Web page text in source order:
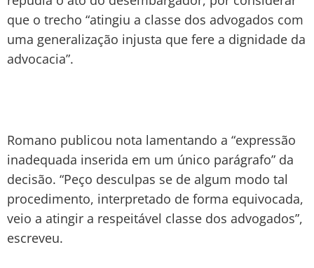
que o trecho “atingiu a classe dos advogados com
uma generalização injusta que fere a dignidade da
advocacia”.
Romano publicou nota lamentando a “expressão
inadequada inserida em um único parágrafo” da
decisão. “Peço desculpas se de algum modo tal
procedimento, interpretado de forma equivocada,
veio a atingir a respeitável classe dos advogados”,
escreveu.